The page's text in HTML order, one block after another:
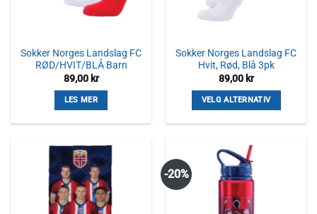
Sokker Norges Landslag FC
RØD/HVIT/BLÅ Barn
89,00 kr
LES MER
Sokker Norges Landslag FC
Hvit, Rød, Blå 3pk
89,00 kr
VELG ALTERNATIV
har
flere
varianter.
Alternativene
kan
-20%